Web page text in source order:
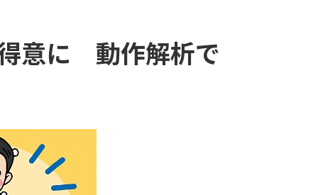
大学・短大の資料種類から請求
大学パンフ
意に 動作解析で